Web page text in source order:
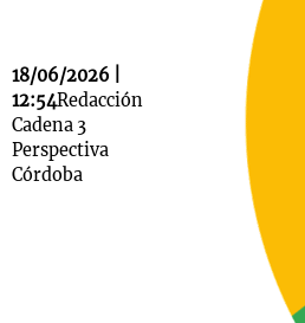
18/06/2026 |
12:54Redacción
Cadena 3
Perspectiva
Córdoba